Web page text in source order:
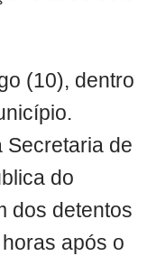
(10), dentro
Secretaria de
do
dos detentos
após o